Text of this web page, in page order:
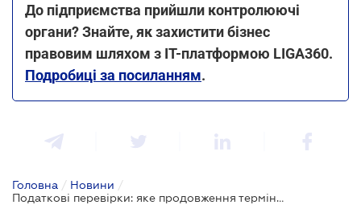
До підприємства прийшли контролюючі
органи? Знайте, як захистити бізнес
правовим шляхом з ІТ-платформою LIGA360.
Подробиці за посиланням.
Головна / Новини /
Податкові перевірки: яке продовження термінів законне